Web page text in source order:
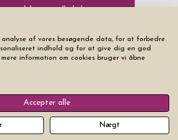
produktet i indkøbskurven
måske også kunne lide
af vores besøgende data, for at forbedre
indhold og for at give dig en god
mere information om cookies bruger vi åbne
Accepter alle
Nægt